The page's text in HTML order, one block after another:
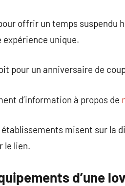
offrir un temps suspendu
expérience unique.
pour un anniversaire de
d’information à propos de
misent sur la
le lien.
d’une